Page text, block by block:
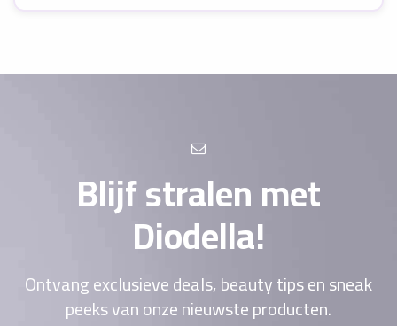
Blijf stralen met
Diodella!
Ontvang exclusieve deals, beauty tips en sneak
peeks van onze nieuwste producten.